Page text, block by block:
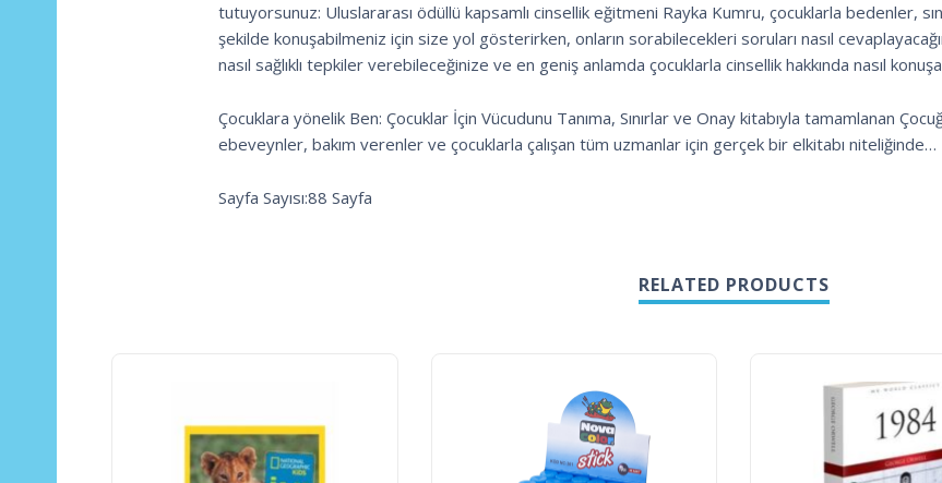
tutuyorsunuz: Uluslararası ödüllü kapsamlı cinsellik eğitmeni Rayka Kumru, çocuklarla bedenler,
şekilde konuşabilmeniz için size yol gösterirken, onların sorabilecekleri soruları nasıl
nasıl sağlıklı tepkiler verebileceğinize ve en geniş anlamda çocuklarla cinsellik hakkında nasıl
Çocuklara yönelik Ben: Çocuklar İçin Vücudunu Tanıma, Sınırlar ve Onay kitabıyla tamamlanan
ebeveynler, bakım verenler ve çocuklarla çalışan tüm uzmanlar için gerçek bir elkitabı niteliğinde…
Sayfa Sayısı:88 Sayfa
RELATED PRODUCTS